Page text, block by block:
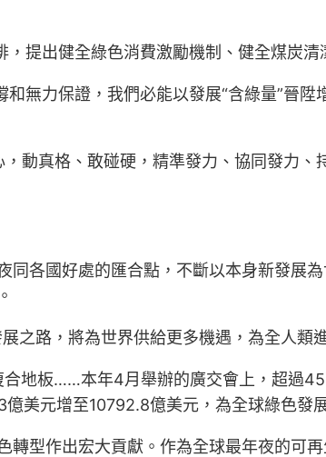
提出健全綠色消費激勵機制、健全煤炭
無力保證，我們必能以發展“含綠量”晉
動真格、敢碰硬，精準發力、協同發力
各國好處的匯合點，不斷以本身新發展
。
之路，將為世界供給更多機遇，為全人類
地板……本年4月舉辦的廣交會上，超過
美元增至10792.8億美元，為全球綠色發
型作出宏大貢獻。作為全球最年夜的可